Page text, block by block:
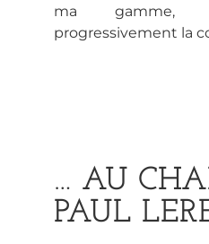
ma gamme,
progressivement la
… AU
PAUL